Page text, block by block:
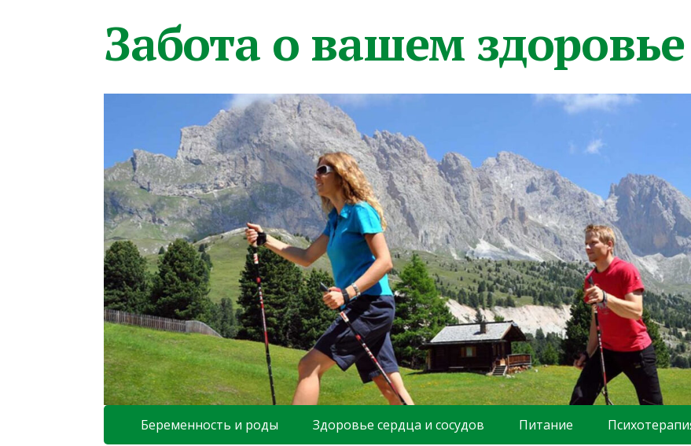
Забота о вашем здоровье
Беременность и роды Здоровье сердца и сосудов Питание